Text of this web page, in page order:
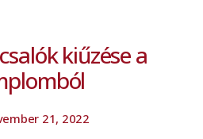
kiűzése a
21, 2022